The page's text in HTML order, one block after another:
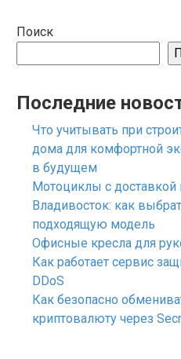
Поиск
Последние
Что учитывать при
дома для комфортной
в будущем
Мотоциклы с доставкой
Владивосток: как
подходящую модель
Офисные кресла для
Как работает сервис
DDoS
Как безопасно
криптовалюту через